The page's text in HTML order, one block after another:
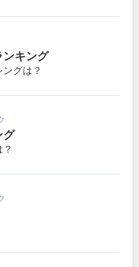
ンキング
グは？
グ